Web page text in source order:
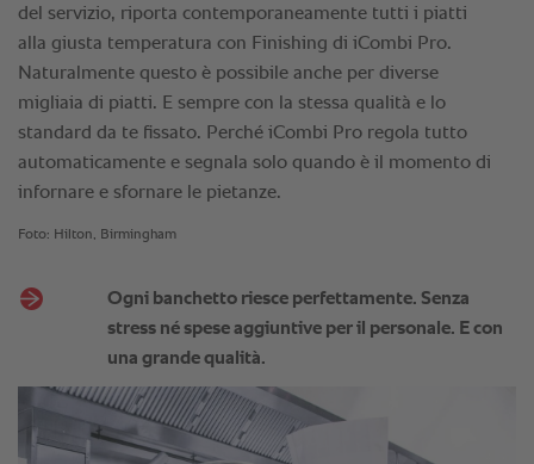
del servizio, riporta contemporaneamente tutti i piatti
alla giusta temperatura con Finishing di iCombi Pro.
Naturalmente questo è possibile anche per diverse
migliaia di piatti. E sempre con la stessa qualità e lo
standard da te fissato. Perché iCombi Pro regola tutto
automaticamente e segnala solo quando è il momento di
infornare e sfornare le pietanze.
Foto: Hilton, Birmingham
Ogni banchetto riesce perfettamente. Senza
stress né spese aggiuntive per il personale. E con
una grande qualità.